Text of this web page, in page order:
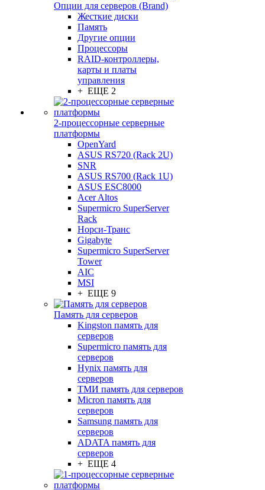
Опции для серверов (Brand)
Жесткие диски
Память
Другие опции
Процессоры
RAID-контроллеры,
карты и платы
управления
+ ЕЩЕ 2
2-процессорные серверные
платформы
OpenYard
ASUS RS720 (Rack 2U)
SNR
ASUS RS700 (Rack 1U)
ASUS ESC8000
Acer Altos
Supermicro SuperServer
Rack
Норси-Транс
Gigabyte
Supermicro SuperServer
Tower
AIC
MSI
+ ЕЩЕ 9
Память для серверов
Kingston память для
серверов
Supermicro память для
серверов
Hynix память для
серверов
ТМИ память для серверов
Micron память для
серверов
Samsung память для
серверов
ADATA память для
серверов
+ ЕЩЕ 4